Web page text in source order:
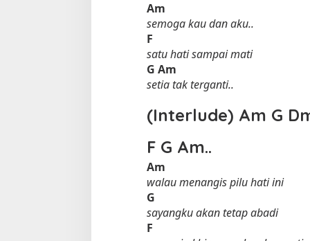
Am
semoga kau dan aku..
F
satu hati sampai mati
G Am
setia tak terganti..
(Interlude) Am G
F G Am..
Am
walau menangis pilu hati ini
G
sayangku akan tetap abadi
F